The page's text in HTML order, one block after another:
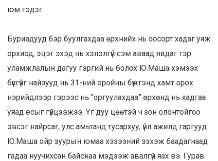
юм гэдэг.
Буриадууд бэр буулгахдаа өрхнийх нь оосорт хадаг уяж
орхиод, эцэг эхэд нь хэлэлгүй сэм аваад явдаг тэр
уламжлалын дагуу гэргий нь болох Ю.Маша хэмээх
бүсгүйг найзууд нь 31-ний оройны бүжгэнд хамт орох
нэрийдлээр гэрээс нь “оргуулахдаа” өрхөнд нь хадгаа
уяад ёсыг гүйцээжээ. Үг дуу цөөтэй ч зон олонтойгоо
эвсэг найрсаг, улс амьтанд тусархуу, үйл ажилд гаргууд
Ю.Маша ойр зуурын юмаа хэзээний зэхэж баадагнаад
гадаа нуучихсан байснаа мэдээж авалгүй яах вэ. Гурав